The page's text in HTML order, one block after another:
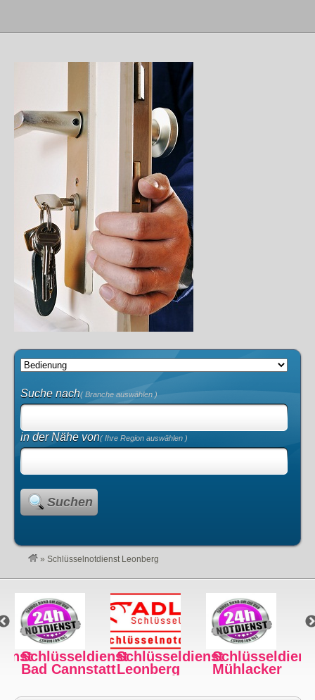
Suche nach( Branche auswählen )
in der Nähe von( Ihre Region auswählen )
Suchen
» Schlüsselnotdienst Leonberg
Schlüsseldienst
Mühlacker
Schlüsseldienst
Fellbach
Feuerbach